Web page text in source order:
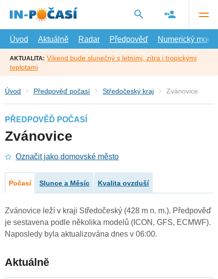
hlavní
Úvod
Aktuálně Radar Předpověď Numerický model
AKTUALITA: Víkend bude slunečný s letními, zítra i tropickými
teplotami
Úvod Předpověď počasí Středočeský kraj Zvánovice
PŘEDPOVĚĎ POČASÍ
Zvánovice
Označit jako domovské město
Počasí Slunce a Měsíc Kvalita ovzduší
Zvánovice leží v kraji Středočeský (428 m n. m.). Předpověď
je sestavena podle několika modelů (ICON, GFS, ECMWF).
Naposledy byla aktualizována dnes v 06:00.
Aktuálně